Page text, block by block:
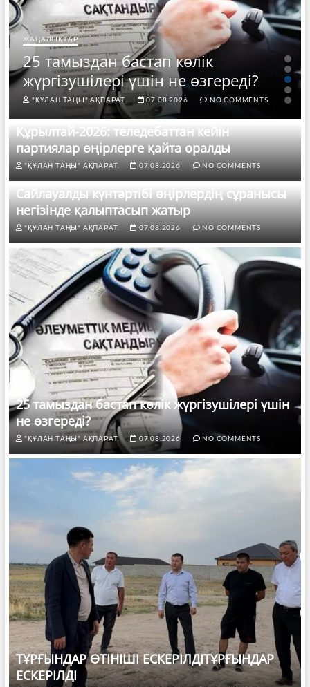
ЖАҢАЛЫҚТАР
25 тамыздан бастап көлік
жүргізушілері үшін не өзгереді?
"ҚҰЛАН ТАҢЫ" АҚПАРАТ. 07.08.2026 NO COMMENTS
Құрылтай-2026: теледебаттан кейін
партиялар өңірлерге қайта оралды
"ҚҰЛАН ТАҢЫ" АҚПАРАТ. 07.08.2026 NO COMMENTS
Сайлауалды күнтәртібі өңірлердің сұранысы
негізінде қалыптасып жатыр
"ҚҰЛАН ТАҢЫ" АҚПАРАТ. 07.08.2026 NO COMMENTS
25 тамыздан бастап көлік жүргізушілері үшін
не өзгереді?
"ҚҰЛАН ТАҢЫ" АҚПАРАТ. 07.08.2026 NO COMMENTS
ТҰРҒЫНДАР ӨТІНІШІ ЕСКЕРІЛДІТҰРҒЫНДАР
ЕСКЕРІЛДІ